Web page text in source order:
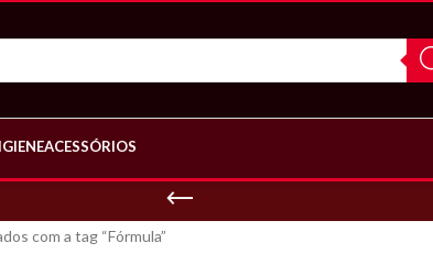
ACESSÓRIOS
com a tag “Fórmula”